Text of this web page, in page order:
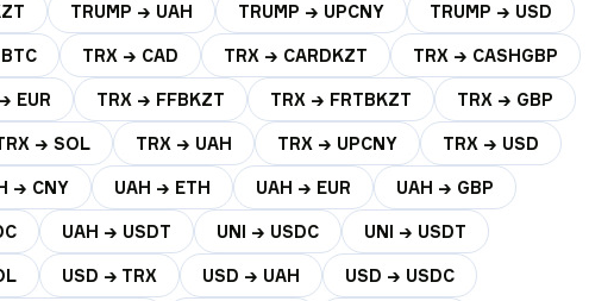
TRUMP → UAH TRUMP → UPCNY TRUMP → USD
TRX → CAD TRX → CARDKZT TRX → CASHGBP
EUR TRX → FFBKZT TRX → FRTBKZT TRX → GBP
→ SOL TRX → UAH TRX → UPCNY TRX → USD
→ CNY UAH → ETH UAH → EUR UAH → GBP
UAH → USDT UNI → USDC UNI → USDT
USD → TRX USD → UAH USD → USDC